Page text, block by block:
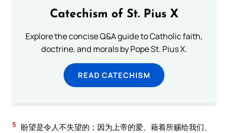
Catechism of St. Pius X
Explore the concise Q&A guide to Catholic faith,
doctrine, and morals by Pope St. Pius X.
READ CATECHISM
5 盼望是令人不失望的；因为上帝的爱、藉着所赐给我们、